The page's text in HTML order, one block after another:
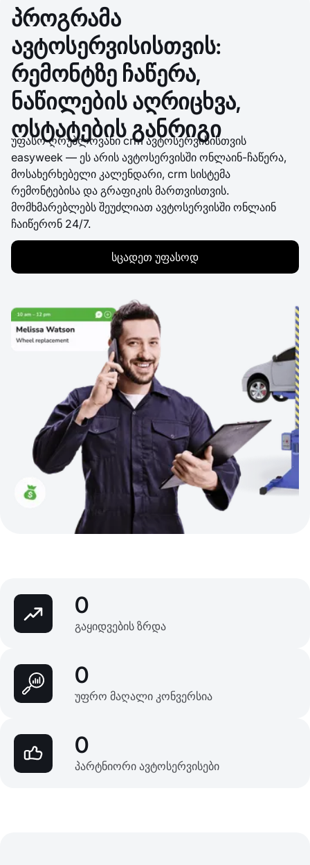
პროგრამა
ავტოსერვისისთვის:
რემონტზე ჩაწერა,
ნაწილების აღრიცხვა,
ოსტატების განრიგი
უფასო ღრუბლოვანი crm ავტოსერვისისთვის
easyweek — ეს არის ავტოსერვისში ონლაინ-ჩაწერა,
მოსახერხებელი კალენდარი, crm სისტემა
რემონტებისა და გრაფიკის მართვისთვის.
მომხმარებლებს შეუძლიათ ავტოსერვისში ონლაინ
ჩაიწერონ 24/7.
სცადეთ უფასოდ
0
გაყიდვების ზრდა
0
უფრო მაღალი კონვერსია
0
პარტნიორი ავტოსერვისები